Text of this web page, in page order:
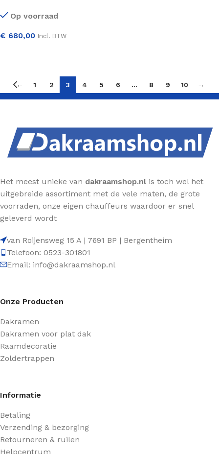
Op voorraad
€ 680,00 Incl. BTW
← 1 2 3 4 5 6 … 8 9 10 →
Het meest unieke van dakraamshop.nl is toch wel het
uitgebreide assortiment met de vele maten, de grote
voorraden, onze eigen chauffeurs waardoor er snel
geleverd wordt
van Roijensweg 15 A | 7691 BP | Bergentheim
Telefoon: 0523-301801
Email: info@dakraamshop.nl
Onze Producten
Dakramen
Dakramen voor plat dak
Raamdecoratie
Zoldertrappen
Informatie
Betaling
Verzending & bezorging
Retourneren & ruilen
Helpcentrum